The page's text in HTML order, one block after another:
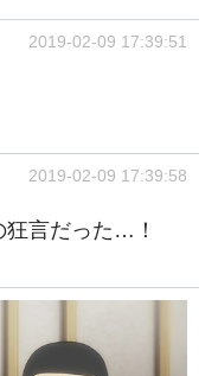
2019-02-09 17:39:51
2019-02-09 17:39:58
狂言だった…！